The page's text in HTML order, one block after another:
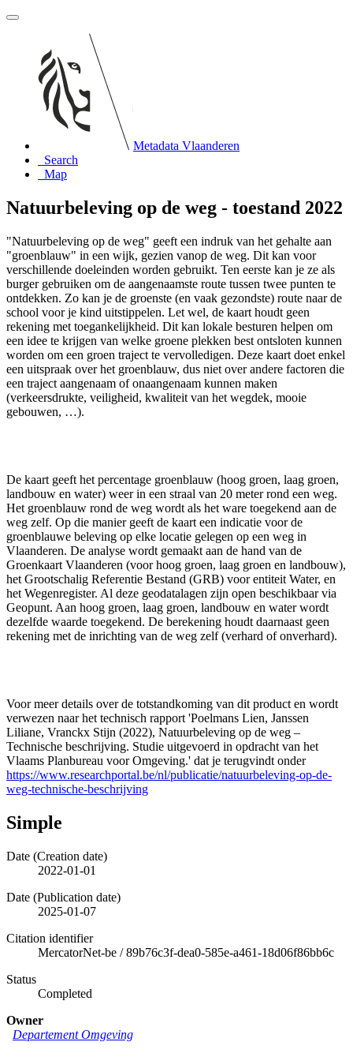
Metadata Vlaanderen
Search
Map
Natuurbeleving op de weg - toestand 2022
"Natuurbeleving op de weg" geeft een indruk van het gehalte aan
"groenblauw" in een wijk, gezien vanop de weg. Dit kan voor
verschillende doeleinden worden gebruikt. Ten eerste kan je ze als
burger gebruiken om de aangenaamste route tussen twee punten te
ontdekken. Zo kan je de groenste (en vaak gezondste) route naar de
school voor je kind uitstippelen. Let wel, de kaart houdt geen
rekening met toegankelijkheid. Dit kan lokale besturen helpen om
een idee te krijgen van welke groene plekken best ontsloten kunnen
worden om een groen traject te vervolledigen. Deze kaart doet enkel
een uitspraak over het groenblauw, dus niet over andere factoren die
een traject aangenaam of onaangenaam kunnen maken
(verkeersdrukte, veiligheid, kwaliteit van het wegdek, mooie
gebouwen, …).
De kaart geeft het percentage groenblauw (hoog groen, laag groen,
landbouw en water) weer in een straal van 20 meter rond een weg.
Het groenblauw rond de weg wordt als het ware toegekend aan de
weg zelf. Op die manier geeft de kaart een indicatie voor de
groenblauwe beleving op elke locatie gelegen op een weg in
Vlaanderen. De analyse wordt gemaakt aan de hand van de
Groenkaart Vlaanderen (voor hoog groen, laag groen en landbouw),
het Grootschalig Referentie Bestand (GRB) voor entiteit Water, en
het Wegenregister. Al deze geodatalagen zijn open beschikbaar via
Geopunt. Aan hoog groen, laag groen, landbouw en water wordt
dezelfde waarde toegekend. De berekening houdt daarnaast geen
rekening met de inrichting van de weg zelf (verhard of onverhard).
Voor meer details over de totstandkoming van dit product en wordt
verwezen naar het technisch rapport 'Poelmans Lien, Janssen
Liliane, Vranckx Stijn (2022), Natuurbeleving op de weg –
Technische beschrijving. Studie uitgevoerd in opdracht van het
Vlaams Planbureau voor Omgeving.' dat je terugvindt onder
https://www.researchportal.be/nl/publicatie/natuurbeleving-op-de-
weg-technische-beschrijving
Simple
Date (Creation date)
2022-01-01
Date (Publication date)
2025-01-07
Citation identifier
MercatorNet-be /89b76c3f-dea0-585e-a461-18d06f86bb6c
Status
Completed
Owner
Departement Omgeving